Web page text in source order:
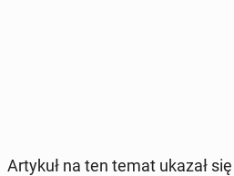
Artykuł na ten temat ukazał